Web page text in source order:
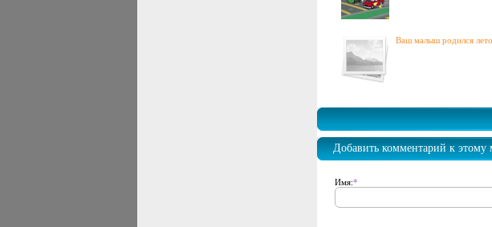
Ваш малыш родился
Добавить комментарий к этому
Имя:*